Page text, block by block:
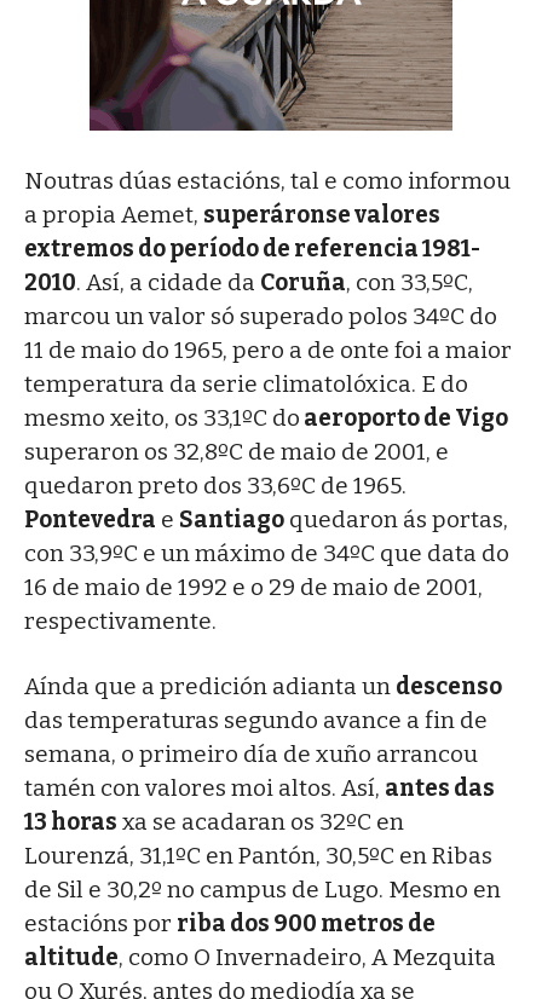
Noutras dúas estacións, tal e como informou
a propia Aemet, superáronse valores
extremos do período de referencia 1981-
2010. Así, a cidade da Coruña, con 33,5ºC,
marcou un valor só superado polos 34ºC do
11 de maio do 1965, pero a de onte foi a maior
temperatura da serie climatolóxica. E do
mesmo xeito, os 33,1ºC do aeroporto de Vigo
superaron os 32,8ºC de maio de 2001, e
quedaron preto dos 33,6ºC de 1965.
Pontevedra e Santiago quedaron ás portas,
con 33,9ºC e un máximo de 34ºC que data do
16 de maio de 1992 e o 29 de maio de 2001,
respectivamente.
Aínda que a predición adianta un descenso
das temperaturas segundo avance a fin de
semana, o primeiro día de xuño arrancou
tamén con valores moi altos. Así, antes das
13 horas xa se acadaran os 32ºC en
Lourenzá, 31,1ºC en Pantón, 30,5ºC en Ribas
de Sil e 30,2º no campus de Lugo. Mesmo en
estacións por riba dos 900 metros de
altitude, como O Invernadeiro, A Mezquita
ou O Xurés, antes do mediodía xa se